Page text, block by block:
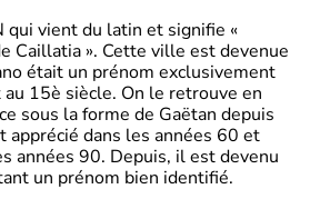
qui vient du latin et signifie «
Caillatia ». Cette ville est devenue
était un prénom exclusivement
15è siècle. On le retrouve en
sous la forme de Gaëtan depuis
apprécié dans les années 60 et
années 90. Depuis, il est devenu
un prénom bien identifié.